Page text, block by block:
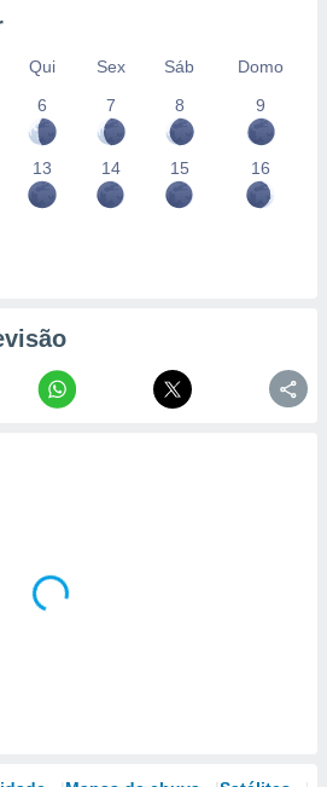
Qui Sex Sáb
Domo
6 7 8 9
13 14 15 16